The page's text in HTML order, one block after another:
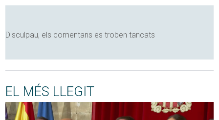
Disculpau, els comentaris es troben tancats
EL MÉS LLEGIT